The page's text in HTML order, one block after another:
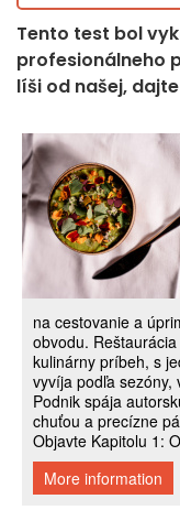
Tento test bol
profesionálneho
líši od našej,